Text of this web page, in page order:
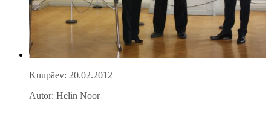
Kuupäev: 20.02.2012
Autor: Helin Noor